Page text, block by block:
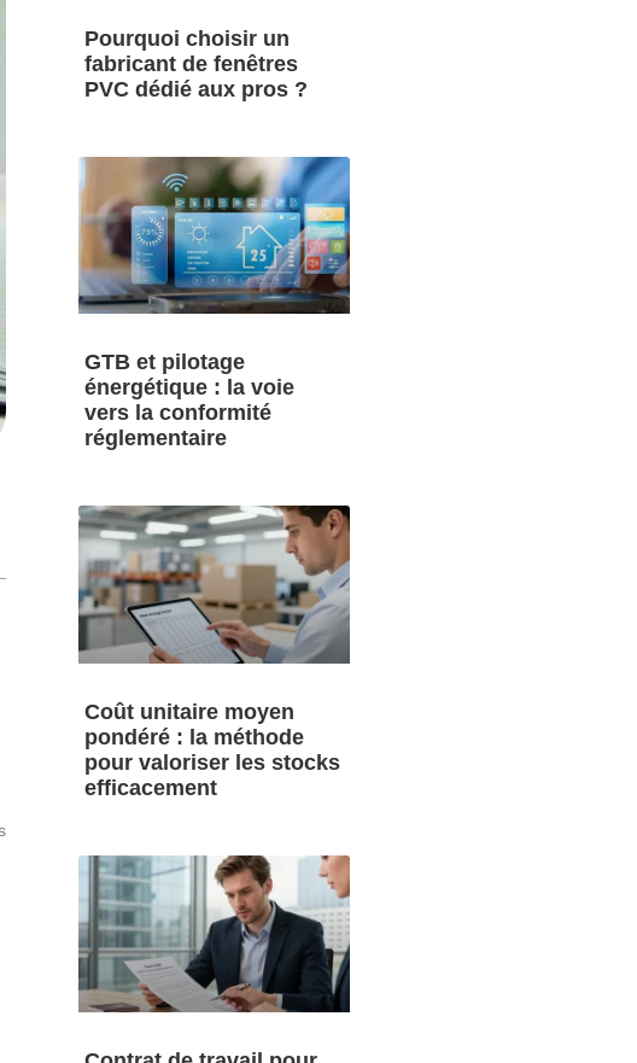
Pourquoi choisir un
fabricant de fenêtres
PVC dédié aux pros ?
GTB et pilotage
énergétique : la voie
vers la conformité
réglementaire
Coût unitaire moyen
pondéré : la méthode
pour valoriser les stocks
efficacement